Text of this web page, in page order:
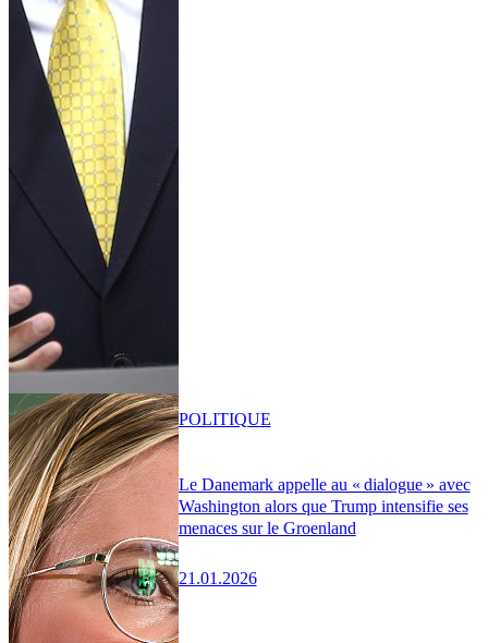
Le Danemark appelle au « dialogue » avec
Washington alors que Trump intensifie ses
menaces sur le Groenland
21.01.2026
POLITIQUE